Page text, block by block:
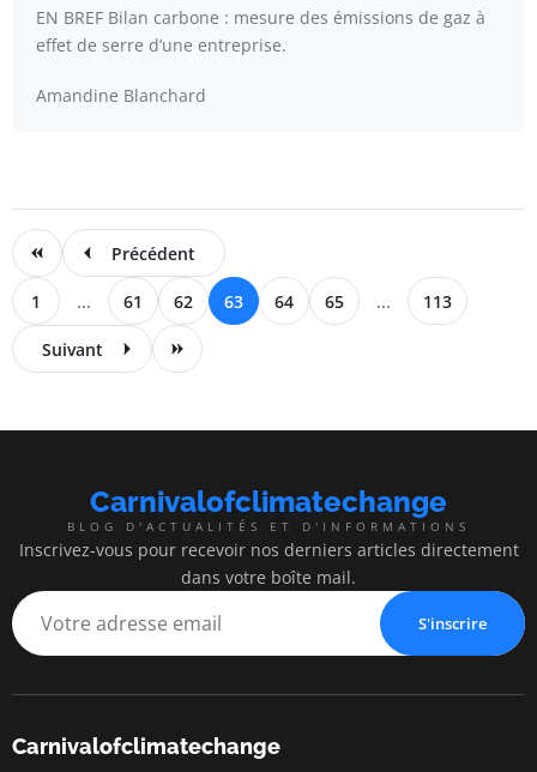
EN BREF Bilan carbone : mesure des émissions de gaz à
effet de serre d’une entreprise.
Amandine Blanchard
Précédent
1 ... 61 62 63 64 65 ... 113
Suivant
Carnivalofclimatechange
BLOG D'ACTUALITÉS ET D'INFORMATIONS
Inscrivez-vous pour recevoir nos derniers articles directement
dans votre boîte mail.
S'inscrire
Carnivalofclimatechange